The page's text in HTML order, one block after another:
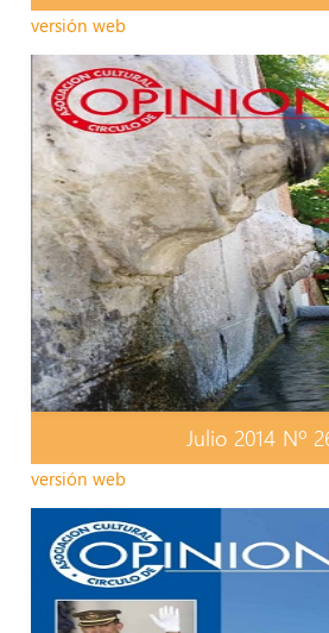
versión web
Julio 2014 Nº
versión web